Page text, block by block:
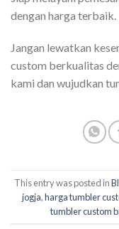
dengan harga terbaik.
Jangan lewatkan
custom berkualitas
kami dan wujudkan
This entry was posted in
jogja,harga tumbler
tumbler custom